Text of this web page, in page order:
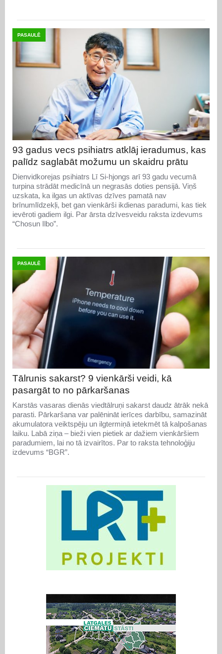
PASAULĒ
93 gadus vecs psihiatrs atklāj ieradumus, kas
palīdz saglabāt možumu un skaidru prātu
Dienvidkorejas psihiatrs Lī Si-hjongs arī 93 gadu vecumā
turpina strādāt medicīnā un negrasās doties pensijā. Viņš
uzskata, ka ilgas un aktīvas dzīves pamatā nav
brīnumlīdzekļi, bet gan vienkārši ikdienas paradumi, kas tiek
ievēroti gadiem ilgi. Par ārsta dzīvesveidu raksta izdevums
“Chosun Ilbo”.
PASAULĒ
Tālrunis sakarst? 9 vienkārši veidi, kā
pasargāt to no pārkaršanas
Karstās vasaras dienās viedtālruņi sakarst daudz ātrāk nekā
parasti. Pārkaršana var palēnināt ierīces darbību, samazināt
akumulatora veiktspēju un ilgtermiņā ietekmēt tā kalpošanas
laiku. Labā ziņa – bieži vien pietiek ar dažiem vienkāršiem
paradumiem, lai no tā izvairītos. Par to raksta tehnoloģiju
izdevums “BGR”.